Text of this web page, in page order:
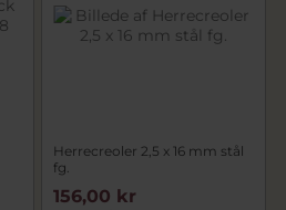
Herrecreoler 2,5 x 16 mm stål
fg.
156,00 kr